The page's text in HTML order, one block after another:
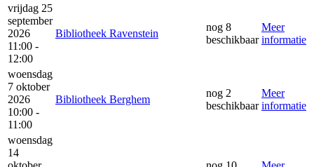
vrijdag 25
september
2026
11:00 -
12:00
Bibliotheek Ravenstein
nog 8
beschikbaar
Meer
informatie
woensdag
7 oktober
2026
10:00 -
11:00
Bibliotheek Berghem
nog 2
beschikbaar
Meer
informatie
woensdag
14